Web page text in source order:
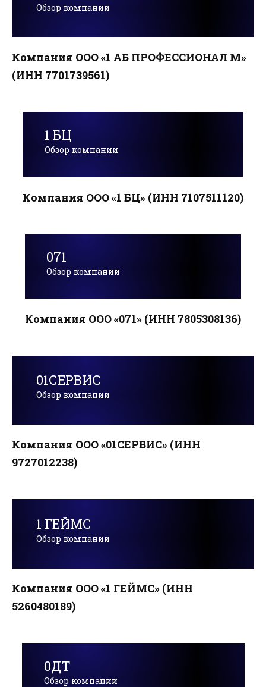
Обзор компании
Компания ООО «1 АБ ПРОФЕССИОНАЛ М»
(ИНН 7701739561)
1 БЦ
Обзор компании
Компания ООО «1 БЦ» (ИНН 7107511120)
071
Обзор компании
Компания ООО «071» (ИНН 7805308136)
01СЕРВИС
Обзор компании
Компания ООО «01СЕРВИС» (ИНН
9727012238)
1 ГЕЙМС
Обзор компании
Компания ООО «1 ГЕЙМС» (ИНН
5260480189)
0ДТ
Обзор компании